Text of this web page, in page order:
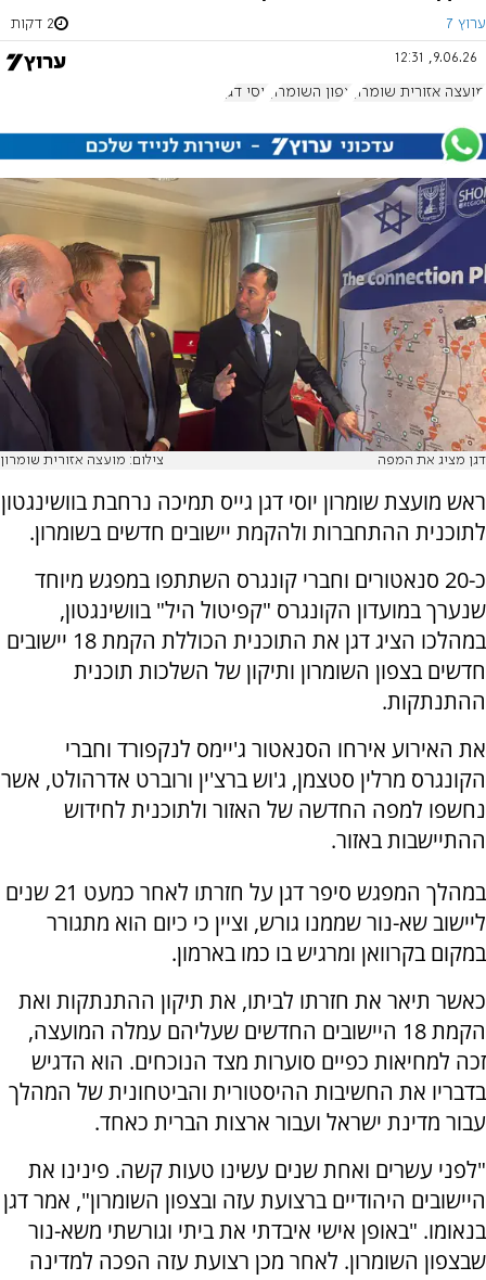
ערוץ 7 2 דקות
9.06.26, 12:31
מועצה אזורית שומרון צפון השומרון יוסי דגן
דגן מציג את המפה צילום: מועצה אזורית שומרון
ראש מועצת שומרון יוסי דגן גייס תמיכה נרחבת בוושינגטון
לתוכנית ההתחברות ולהקמת יישובים חדשים בשומרון.
כ-20 סנאטורים וחברי קונגרס השתתפו במפגש מיוחד
שנערך במועדון הקונגרס "קפיטול היל" בוושינגטון,
במהלכו הציג דגן את התוכנית הכוללת הקמת 18 יישובים
חדשים בצפון השומרון ותיקון של השלכות תוכנית
ההתנתקות.
את האירוע אירחו הסנאטור ג'יימס לנקפורד וחברי
הקונגרס מרלין סטצמן, ג'וש ברצ'ין ורוברט אדרהולט, אשר
נחשפו למפה החדשה של האזור ולתוכנית לחידוש
ההתיישבות באזור.
במהלך המפגש סיפר דגן על חזרתו לאחר כמעט 21 שנים
ליישוב שא-נור שממנו גורש, וציין כי כיום הוא מתגורר
במקום בקרוואן ומרגיש בו כמו בארמון.
כאשר תיאר את חזרתו לביתו, את תיקון ההתנתקות ואת
הקמת 18 היישובים החדשים שעליהם עמלה המועצה,
זכה למחיאות כפיים סוערות מצד הנוכחים. הוא הדגיש
בדבריו את החשיבות ההיסטורית והביטחונית של המהלך
עבור מדינת ישראל ועבור ארצות הברית כאחד.
"לפני עשרים ואחת שנים עשינו טעות קשה. פינינו את
היישובים היהודיים ברצועת עזה ובצפון השומרון", אמר דגן
בנאומו. "באופן אישי איבדתי את ביתי וגורשתי משא-נור
שבצפון השומרון. לאחר מכן רצועת עזה הפכה למדינה